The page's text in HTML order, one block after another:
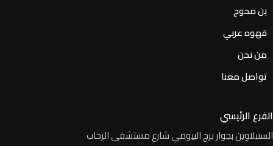
بن محوج
قهوه عربي
من نحن
تواصل معنا
الفرع الرئيسي
السنبلاوين بجوار برج البيومي شارع مستشفى الرحاب